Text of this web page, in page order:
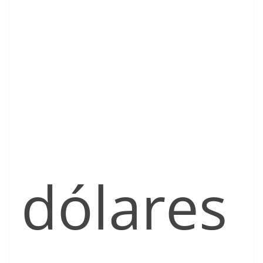
dólares